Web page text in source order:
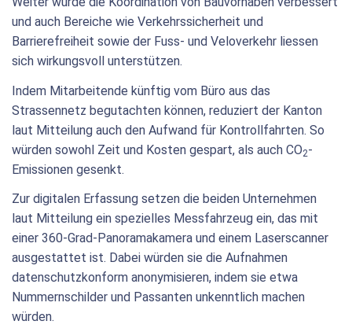
und auch Bereiche wie Verkehrssicherheit und
Barrierefreiheit sowie der Fuss- und Veloverkehr liessen
sich wirkungsvoll unterstützen.
Indem Mitarbeitende künftig vom Büro aus das
Strassennetz begutachten können, reduziert der Kanton
laut Mitteilung auch den Aufwand für Kontrollfahrten. So
würden sowohl Zeit und Kosten gespart, als auch CO2-
Emissionen gesenkt.
Zur digitalen Erfassung setzen die beiden Unternehmen
laut Mitteilung ein spezielles Messfahrzeug ein, das mit
einer 360-Grad-Panoramakamera und einem Laserscanner
ausgestattet ist. Dabei würden sie die Aufnahmen
datenschutzkonform anonymisieren, indem sie etwa
Nummernschilder und Passanten unkenntlich machen
würden.